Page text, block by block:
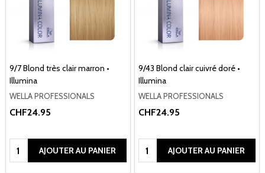
9/7 Blond très clair marron •
Illumina
WELLA PROFESSIONALS
CHF24.95
Quantité:AJOUTER AU PANIER
9/43 Blond clair cuivré doré •
Illumina
WELLA PROFESSIONALS
CHF24.95
Quantité:AJOUTER AU PANIER